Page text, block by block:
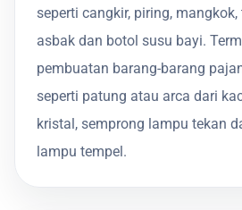
seperti cangkir, piring, mangkok,
asbak dan botol susu bayi.
pembuatan barang-barang
seperti patung atau arca dari
kristal, semprong lampu tekan
lampu tempel.